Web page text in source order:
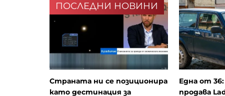
ПОСЛЕДНИ НОВИНИ
Страната ни се позиционира
като дестинация за
Една от
продава